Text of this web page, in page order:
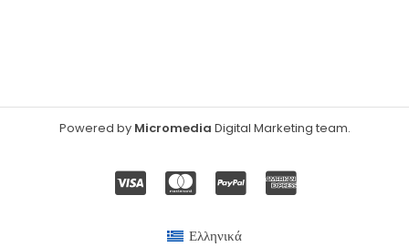
Powered by Micromedia Digital Marketing team.
Ελληνικά